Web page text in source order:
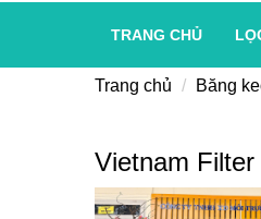
Vietnam
TRANG CHỦ
Trang chủ Băng